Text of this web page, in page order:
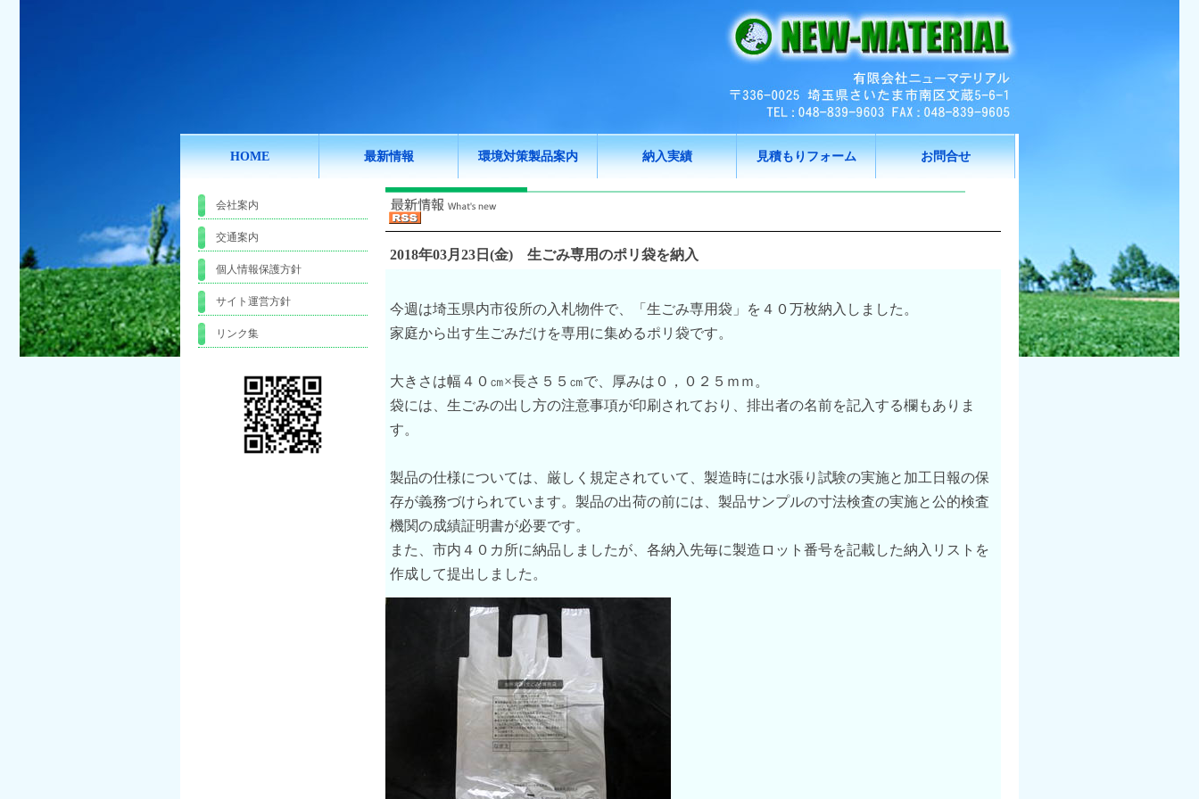
HOME 最新情報 環境対策製品案内 納入実績 見積もりフォーム お問合せ
会社案内
交通案内
個人情報保護方針
サイト運営方針
リンク集
2018年03月23日(金) 生ごみ専用のポリ袋を納入
今週は埼玉県内市役所の入札物件で、「生ごみ専用袋」を４０万枚納入しました。
家庭から出す生ごみだけを専用に集めるポリ袋です。
大きさは幅４０㎝×長さ５５㎝で、厚みは０，０２５ｍｍ。
袋には、生ごみの出し方の注意事項が印刷されており、排出者の名前を記入する欄もありま
す。
製品の仕様については、厳しく規定されていて、製造時には水張り試験の実施と加工日報の保
存が義務づけられています。製品の出荷の前には、製品サンプルの寸法検査の実施と公的検査
機関の成績証明書が必要です。
また、市内４０カ所に納品しましたが、各納入先毎に製造ロット番号を記載した納入リストを
作成して提出しました。